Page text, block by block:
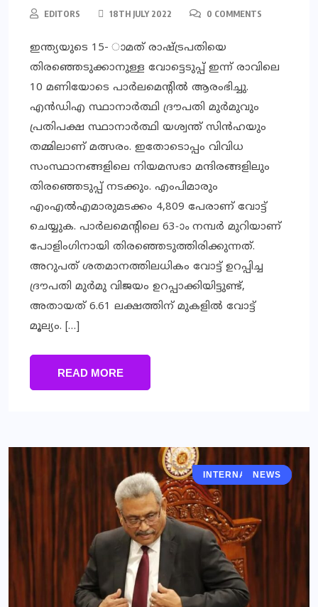
EDITORS 18TH JULY 2022 0 COMMENTS
ഇന്ത്യയുടെ 15- ാമത് രാഷ്ട്രപതിയെ
തിരഞ്ഞെടുക്കാനുള്ള വോട്ടെടുപ്പ് ഇന്ന് രാവിലെ
10 മണിയോടെ പാര്‍ലമെന്റില്‍ ആരംഭിച്ചു.
എന്‍ഡിഎ സ്ഥാനാര്‍ത്ഥി ദ്രൗപതി മുര്‍മുവും
പ്രതിപക്ഷ സ്ഥാനാര്‍ത്ഥി യശ്വന്ത് സിന്‍ഹയും
തമ്മിലാണ് മത്സരം. ഇതോടൊപ്പം വിവിധ
സംസ്ഥാനങ്ങളിലെ നിയമസഭാ മന്ദിരങ്ങളിലും
തിരഞ്ഞെടുപ്പ് നടക്കും. എംപിമാരും
എംഎല്‍എമാരുമടക്കം 4,809 പേരാണ് വോട്ട്
ചെയ്യുക. പാര്‍ലമെന്റിലെ 63-ാം നമ്പര്‍ മുറിയാണ്
പോളിംഗിനായി തിരഞ്ഞെടുത്തിരിക്കുന്നത്.
അറുപത് ശതമാനത്തിലധികം വോട്ട് ഉറപ്പിച്ച
ദ്രൗപതി മുര്‍മു വിജയം ഉറപ്പാക്കിയിട്ടുണ്ട്,
അതായത് 6.61 ലക്ഷത്തിന് മുകളില്‍ വോട്ട്
മൂല്യം. […]
READ MORE
INTERNATIONAL
NEWS